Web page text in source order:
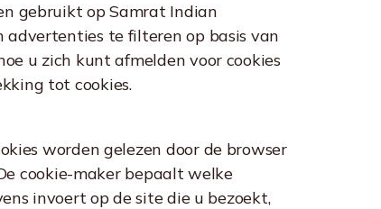
gebruikt op Samrat Indian
advertenties te filteren op basis van
u zich kunt afmelden voor cookies
tot cookies.
worden gelezen door de browser
cookie-maker bepaalt welke
invoert op de site die u bezoekt,